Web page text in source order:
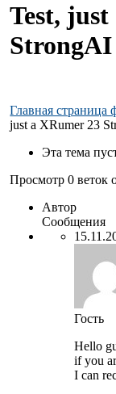
Test,
Главная страница
just a XRumer 23
Эта тема
Просмотр 0 веток
Автор
Сообщения
Гость
Hello
if you
I can